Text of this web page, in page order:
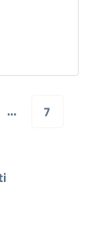
...
7
successiva